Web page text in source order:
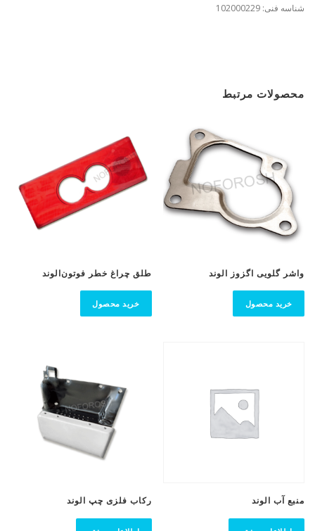
شناسه فنی: 102000229
محصولات مرتبط
واشر گلویی اگزوز الوند
خرید محصول
طلق‌ چراغ‌ خطر فوتون‌الوند
خرید محصول
منبع آب الوند رکاب فلزی چپ الوند